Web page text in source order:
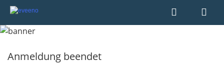
Anmeldung beendet